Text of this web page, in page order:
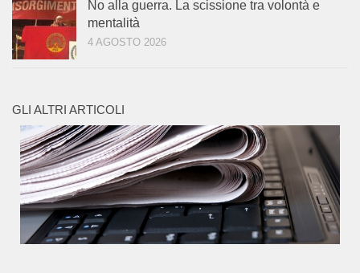
No alla guerra. La scissione tra volontà e
mentalità
4 AGOSTO 2026
GLI ALTRI ARTICOLI